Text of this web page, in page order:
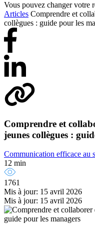
Vous pouvez changer votre
Articles Comprendre et
collègues : guide pour les
Comprendre et
jeunes collègues :
Communication efficace au
12 min
1761
Mis à jour: 15 avril 2026
Mis à jour: 15 avril 2026